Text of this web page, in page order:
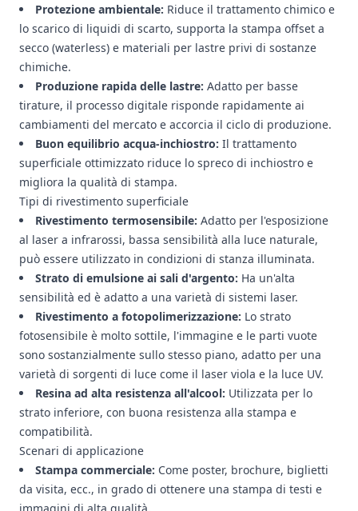
Protezione ambientale: Riduce il trattamento chimico e
lo scarico di liquidi di scarto, supporta la stampa offset a
secco (waterless) e materiali per lastre privi di sostanze
chimiche.
Produzione rapida delle lastre: Adatto per basse
tirature, il processo digitale risponde rapidamente ai
cambiamenti del mercato e accorcia il ciclo di produzione.
Buon equilibrio acqua-inchiostro: Il trattamento
superficiale ottimizzato riduce lo spreco di inchiostro e
migliora la qualità di stampa.
Tipi di rivestimento superficiale
Rivestimento termosensibile: Adatto per l'esposizione
al laser a infrarossi, bassa sensibilità alla luce naturale,
può essere utilizzato in condizioni di stanza illuminata.
Strato di emulsione ai sali d'argento: Ha un'alta
sensibilità ed è adatto a una varietà di sistemi laser.
Rivestimento a fotopolimerizzazione: Lo strato
fotosensibile è molto sottile, l'immagine e le parti vuote
sono sostanzialmente sullo stesso piano, adatto per una
varietà di sorgenti di luce come il laser viola e la luce UV.
Resina ad alta resistenza all'alcool: Utilizzata per lo
strato inferiore, con buona resistenza alla stampa e
compatibilità.
Scenari di applicazione
Stampa commerciale: Come poster, brochure, biglietti
da visita, ecc., in grado di ottenere una stampa di testi e
immagini di alta qualità.